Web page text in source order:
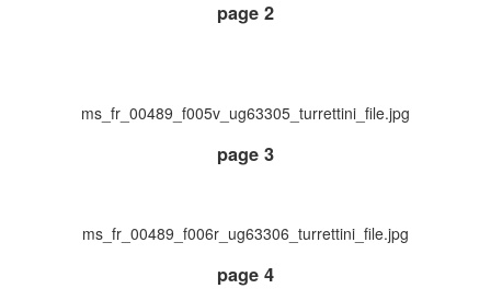
page 2
ms_fr_00489_f005v_ug63305_turrettini_file.jpg
page 3
ms_fr_00489_f006r_ug63306_turrettini_file.jpg
page 4